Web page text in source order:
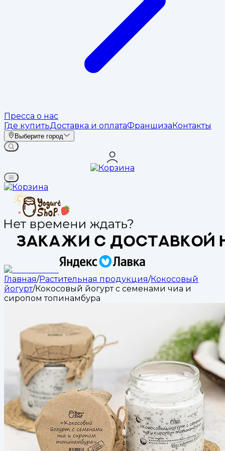
Пресса о нас
Где купитьДоставка и оплатаФраншизаКонтакты
Выберите город
Главная/Растительная продукция/Кокосовый
йогурт/Кокосовый йогурт с семенами чиа и
сиропом топинамбура